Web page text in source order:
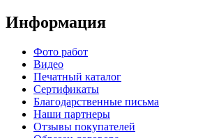
Информация
Фото работ
Видео
Печатный каталог
Сертификаты
Благодарственные письма
Наши партнеры
Отзывы покупателей